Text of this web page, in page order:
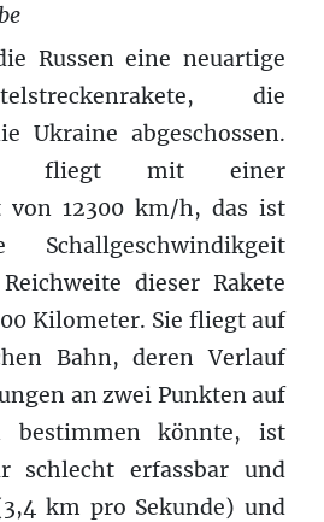
Russen eine neuartige
die
Ukraine abgeschossen.
fliegt mit einer
von 12300 km/h, das ist
dieser Rakete
Kilometer. Sie fliegt auf
Bahn, deren Verlauf
an zwei Punkten auf
bestimmen könnte, ist
schlecht erfassbar und
km pro Sekunde) und